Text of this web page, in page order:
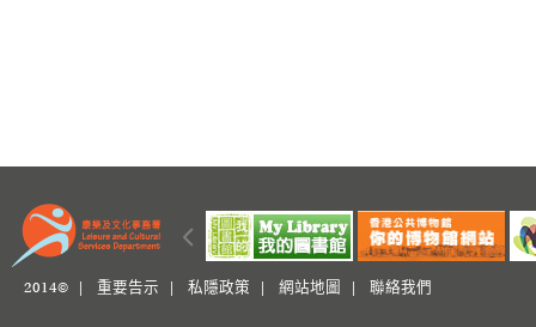
2014© | 重要告示 私隱政策 網站地圖 聯絡我們